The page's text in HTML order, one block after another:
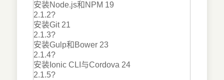
安装Node.js和NPM 19
2.1.2?
安装Git 21
2.1.3?
安装Gulp和Bower 23
2.1.4?
安装Ionic CLI与Cordova 24
2.1.5?